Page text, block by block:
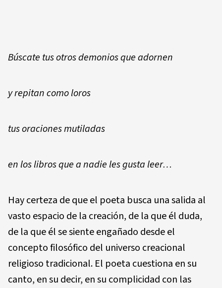
Búscate tus otros demonios que adornen
y repitan como loros
tus oraciones mutiladas
en los libros que a nadie les gusta leer…
Hay certeza de que el poeta busca una salida al
vasto espa­cio de la creación, de la que él duda,
de la que él se siente engañado desde el
concepto filosófico del universo crea­cional
religioso tradicional. El poeta cuestiona en su
can­to, en su decir, en su complicidad con las